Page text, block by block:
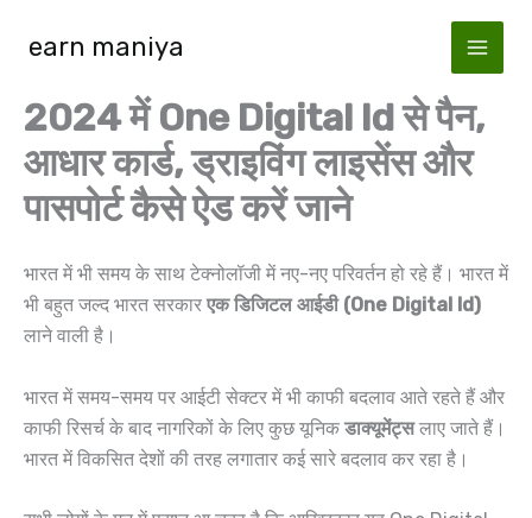
earn maniya
2024 में One Digital Id से पैन,
आधार कार्ड, ड्राइविंग लाइसेंस और
पासपोर्ट कैसे ऐड करें जाने
भारत में भी समय के साथ टेक्नोलॉजी में नए-नए परिवर्तन हो रहे हैं। भारत में
भी बहुत जल्द भारत सरकार एक डिजिटल आईडी (One Digital Id)
लाने वाली है।
भारत में समय-समय पर आईटी सेक्टर में भी काफी बदलाव आते रहते हैं और
काफी रिसर्च के बाद नागरिकों के लिए कुछ यूनिक डाक्यूमेंट्सलाए जाते हैं।
भारत में विकसित देशों की तरह लगातार कई सारे बदलाव कर रहा है।